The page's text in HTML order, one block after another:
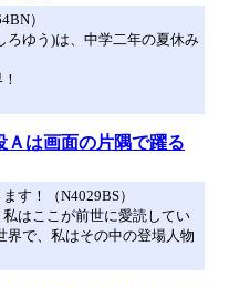
）
ろゆう)は、中学二年の夏休み
Ａは画面の片隅で躍る
す！（N4029BS）
はここが前世に愛読してい
界で、私はその中の登場人物